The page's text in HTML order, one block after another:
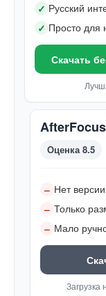
✓ Русский
✓ Просто для
Скачать
AfterFocus
Оценка 8.5
– Нет
– Только
– Мало
Загрузка